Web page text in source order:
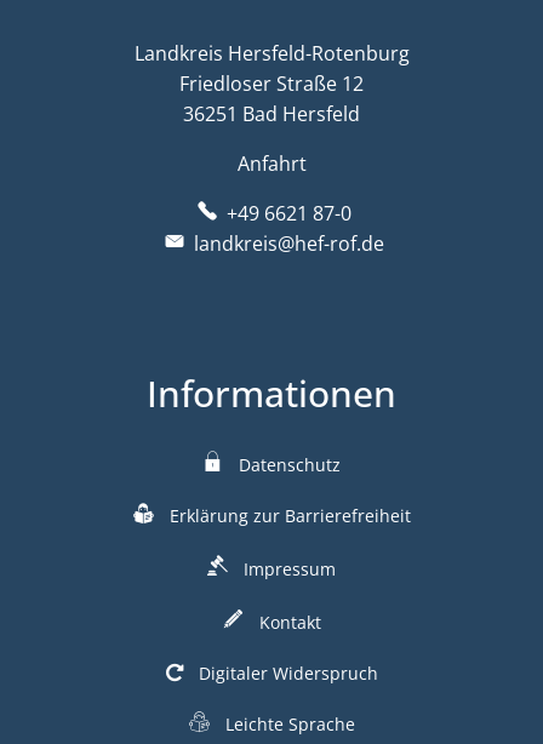
Landkreis Hersfeld-Rotenburg
Friedloser Straße 12
36251 Bad Hersfeld
Anfahrt
+49 6621 87-0
landkreis@hef-rof.de
Informationen
Datenschutz
Erklärung zur Barrierefreiheit
Impressum
Kontakt
Digitaler Widerspruch
Leichte Sprache